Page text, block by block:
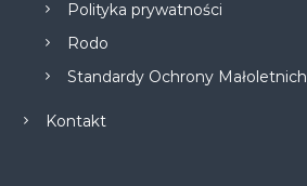
Polityka prywatności
Rodo
Standardy Ochrony Małoletnich
Kontakt